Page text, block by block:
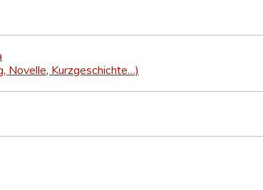
Novelle, Kurzgeschichte…)